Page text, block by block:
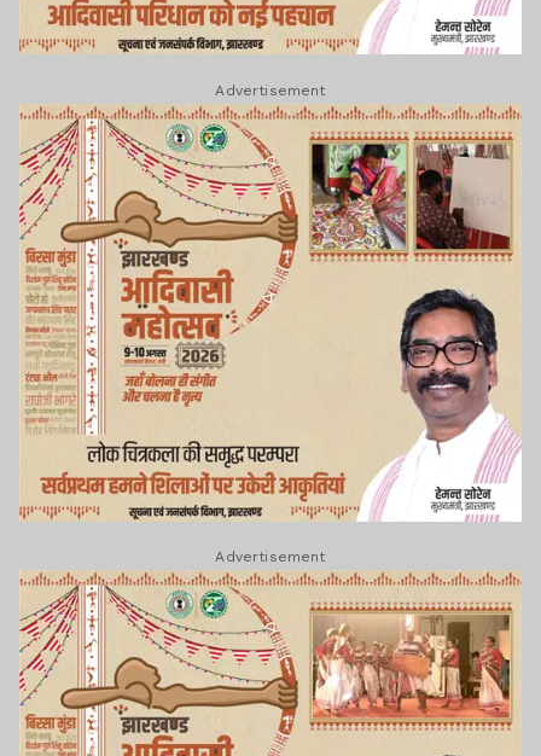
Advertisement
Advertisement